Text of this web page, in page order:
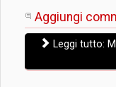
Aggiungi
Leggi tutto: